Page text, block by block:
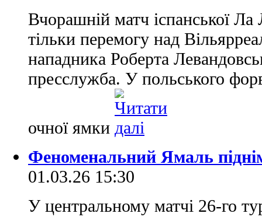
Вчорашній матч іспанської Ла
тільки перемогу над
нападника Роберта
пресслужба. У польського
очної ямки
Феноменальний Ямаль
01.03.26 15:30
У центральному матчі 26-го